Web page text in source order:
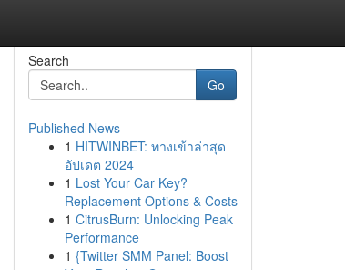
Search
Go
Published News
1 HITWINBET: ทางเข้าล่าสุด
อัปเดต 2024
1 Lost Your Car Key?
Replacement Options & Costs
1 CitrusBurn: Unlocking Peak
Performance
1 {Twitter SMM Panel: Boost